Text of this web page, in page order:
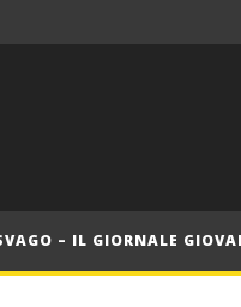
– IL GIORNALE